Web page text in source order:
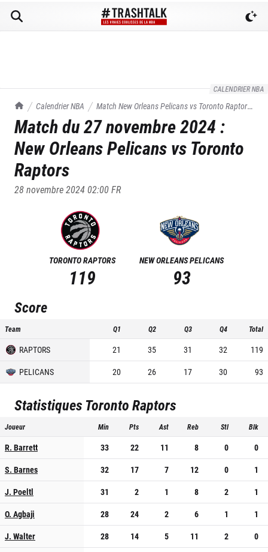
CALENDRIER NBA
TrashTalk Actu NBA
Calendrier NBA Match New Orleans Pelicans vs Toronto Raptors
du 27/11/2024
Match du27 novembre 2024 :
New Orleans Pelicans vs Toronto
Raptors
28 novembre 2024 02:00FR
TORONTO RAPTORS
119
NEW ORLEANS PELICANS
93
Score
Team Q1 Q2 Q3 Q4 Total
RAPTORS 21 35 31 32
119
PELICANS
20 26 17 30 93
Statistiques Toronto Raptors
Joueur Min Pts Ast Reb Stl Blk
R. Barrett 33 22 11 8 0
0
S. Barnes
32 17 7 12 0
1
J. Poeltl
31 2 1 8 2
1
O. Agbaji
28 24 2 6 1
1
J. Walter
28 14 5 11 2
0